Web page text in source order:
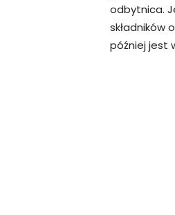
odbytnica.
składników
później jest